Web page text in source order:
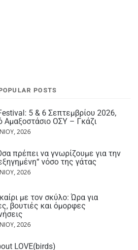
POSTS
5 & 6 Σεπτεμβρίου 2026,
Αμαξοστάσιο ΟΣΥ – Γκάζι
2026
πρέπει να γνωρίζουμε για την
νόσο της γάτας
2026
με τον σκύλο: Ώρα για
βουτιές και όμορφες
2026
LOVE(birds)